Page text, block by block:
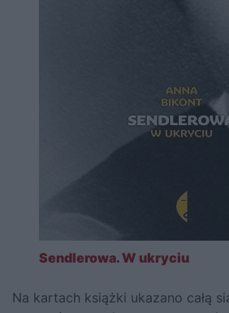
Sendlerowa. W ukryciu
Na kartach książki ukazano całą